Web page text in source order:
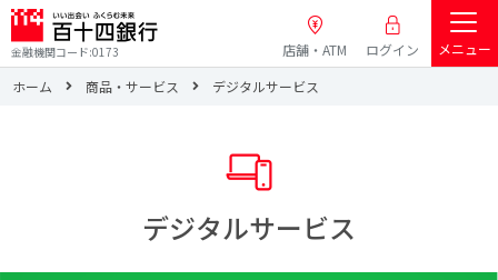
金融機関コード:0173 店舗・ATM ログイン
メニュー
ホーム
商品・サービス デジタルサービス
デジタルサービス